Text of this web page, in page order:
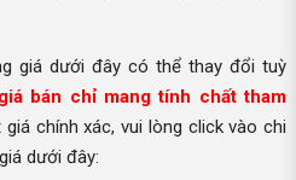
giá dưới đây có thể thay đổi tuỳ
giá bán chỉ mang tính chất tham
chính xác, vui lòng click vào chi
dưới đây: